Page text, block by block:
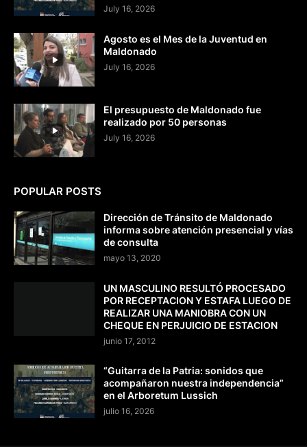
July 16, 2026
Agosto es el Mes de la Juventud en
Maldonado
July 16, 2026
El presupuesto de Maldonado fue
realizado por 50 personas
July 16, 2026
POPULAR POSTS
Dirección de Tránsito de Maldonado
informa sobre atención presencial y vías
de consulta
mayo 13, 2020
UN MASCULINO RESULTÓ PROCESADO
POR RECEPTACION Y ESTAFA LUEGO DE
REALIZAR UNA MANIOBRA CON UN
CHEQUE EN PERJUICIO DE ESTACION
junio 17, 2012
“Guitarra de la Patria: sonidos que
acompañaron nuestra independencia”
en el Arboretum Lussich
julio 16, 2026